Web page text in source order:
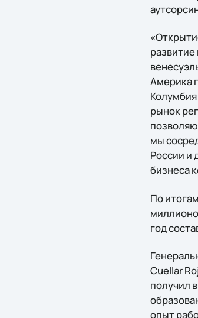
Америка
рынок
мы
России и
бизнеса
По
год
Cuellar
получил
опыт